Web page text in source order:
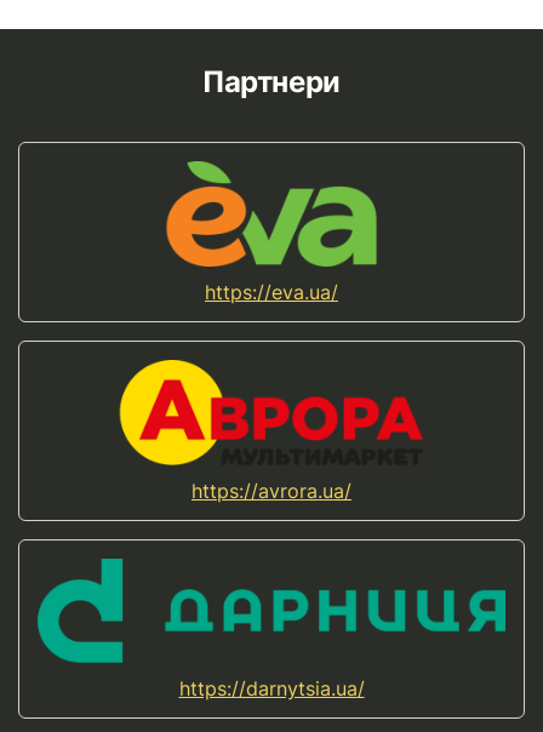
Партнери
https://eva.ua/
https://avrora.ua/
https://darnytsia.ua/